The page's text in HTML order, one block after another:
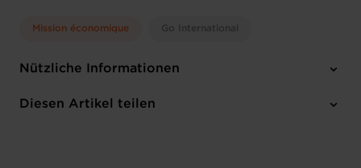
Mission économique Go International
Nützliche Informationen
Sonntag 8 Nov 2026 > Dienstag 10 Nov 2026
Diesen Artikel teilen